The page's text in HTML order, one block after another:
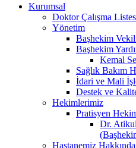
Kurumsal
Doktor Çalışma
Yönetim
Başhekim
Başhekim
Kemal
Sağlık Bakım
İdari ve Mali
Destek ve
Hekimlerimiz
Pratisyen
Dr.
Hastanemiz Hakkında